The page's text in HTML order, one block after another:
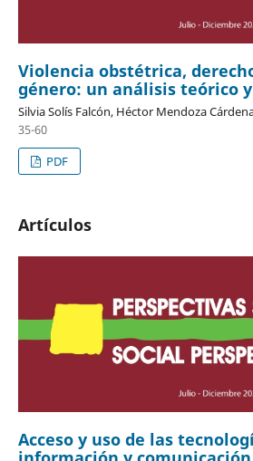
Violencia obstétrica,
género: un análisis teórico
Silvia Solís Falcón, Héctor Mendoza
35-60
PDF
Artículos
Acceso y uso de las